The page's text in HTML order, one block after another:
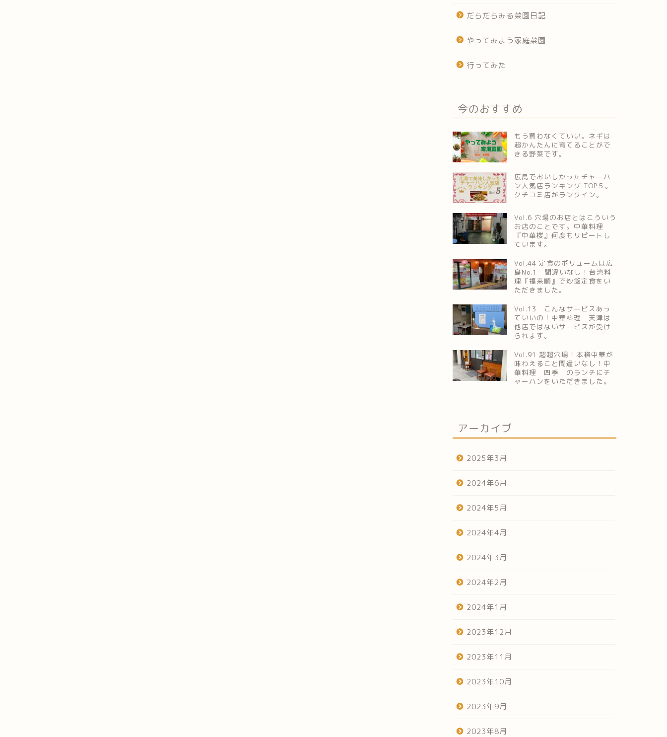
だらだらみる菜園日記
やってみよう家庭菜園
行ってみた
今のおすすめ
もう買わなくていい。ネギは
超かんたんに育てることがで
きる野菜です。
広島でおいしかったチャーハ
ン人気店ランキング TOP５。
クチコミ店がランクイン。
Vol.6 穴場のお店とはこういう
お店のことです。中華料理
『中華楼』何度もリピートし
ています。
Vol.44 定食のボリュームは広
島No.1 間違いなし！台湾料
理『福来順』で炒飯定食をい
ただきました。
Vol.13 こんなサービスあっ
ていいの！中華料理 天津は
他店ではないサービスが受け
られます。
Vol.91 超超穴場！本格中華が
味わえること間違いなし！中
華料理 四季 のランチにチ
ャーハンをいただきました。
アーカイブ
2025年3月
2024年6月
2024年5月
2024年4月
2024年3月
2024年2月
2024年1月
2023年12月
2023年11月
2023年10月
2023年9月
2023年8月